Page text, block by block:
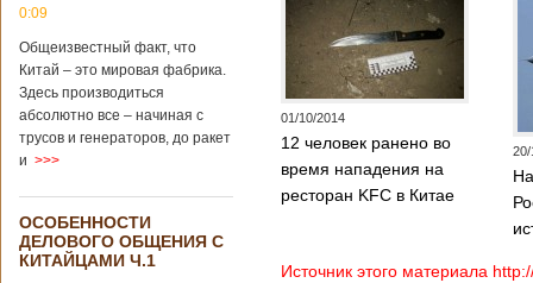
0:09
Общеизвестный факт, что
Китай – это мировая фабрика.
Здесь производиться
абсолютно все – начиная с
трусов и генераторов, до ракет
и >>>
ОСОБЕННОСТИ
ДЕЛОВОГО ОБЩЕНИЯ С
КИТАЙЦАМИ Ч.1
01/10/2014
12 человек ранено во
время нападения на
ресторан KFC в Китае
20/
Источник этого материала